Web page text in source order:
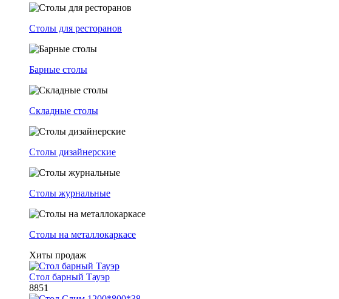
Столы для ресторанов
Барные столы
Складные столы
Столы дизайнерские
Столы журнальные
Столы на металлокаркасе
Хиты продаж
Стол барный Тауэр
8851